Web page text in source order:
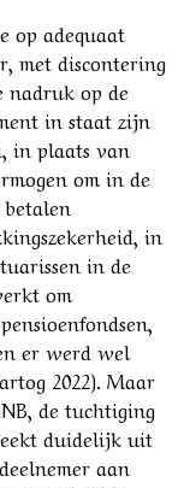
op adequaat
met discontering
nadruk op de
in staat zijn
in plaats van
om in de
betalen
in
in de
om
er werd wel
2022). Maar
de tuchtiging
duidelijk uit
aan